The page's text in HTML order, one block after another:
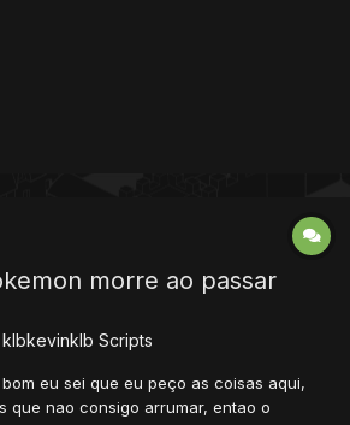
ja tendo Um X e um Y, e nao sendo
um Z. Agradeço MTTTTTTTTTT se...
morre ao passar
klbkevinklb Scripts
eu sei que eu peço as coisas aqui,
que nao consigo arrumar, entao o